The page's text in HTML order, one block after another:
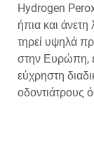
Hydrogen
ήπια και
τηρεί υψηλά
στην Ευρώπη,
εύχρηστη
οδοντιάτρους